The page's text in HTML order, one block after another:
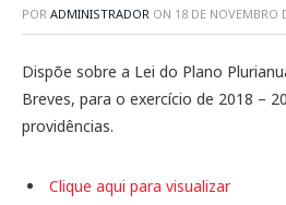
POR ADMINISTRADOR ON 18 DE NOVEMBRO
Dispõe sobre a Lei do Plano
Breves, para o exercício de 2018 –
providências.
Clique aqui para visualizar